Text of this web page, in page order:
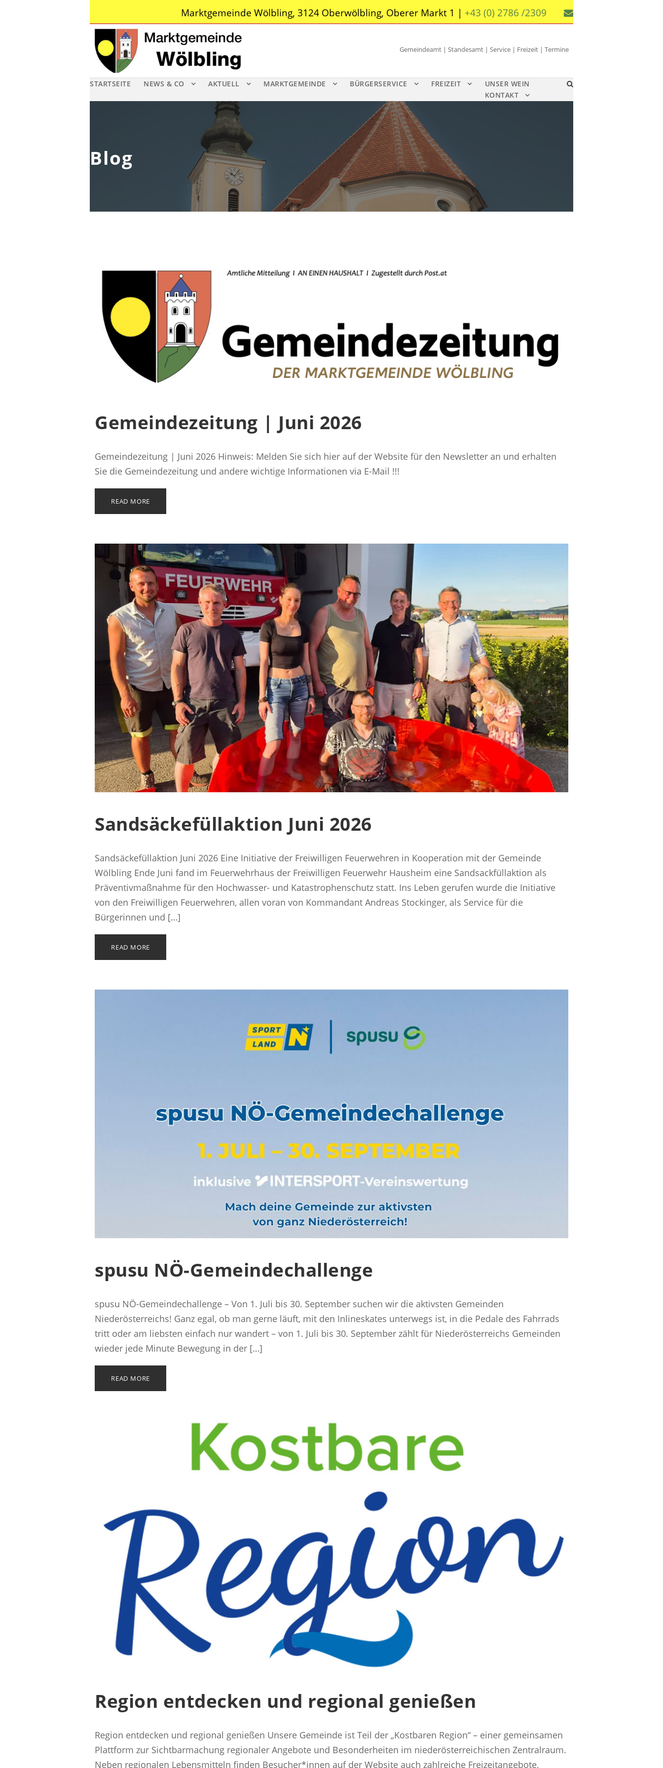
Marktgemeinde Wölbling, 3124 Oberwölbling, Oberer Markt 1 | +43 (0) 2786 /2309
Gemeindeamt | Standesamt | Service | Freizeit | Termine
STARTSEITE NEWS & CO AKTUELL MARKTGEMEINDE BÜRGERSERVICE FREIZEIT
UNSER WEIN
KONTAKT
Blog
Gemeindezeitung | Juni 2026
Gemeindezeitung | Juni 2026 Hinweis: Melden Sie sich hier auf der Website für den Newsletter an und erhalten
Sie die Gemeindezeitung und andere wichtige Informationen via E-Mail !!!
READ MORE
Sandsäckefüllaktion Juni 2026
Sandsäckefüllaktion Juni 2026 Eine Initiative der Freiwilligen Feuerwehren in Kooperation mit der Gemeinde
Wölbling Ende Juni fand im Feuerwehrhaus der Freiwilligen Feuerwehr Hausheim eine Sandsackfüllaktion als
Präventivmaßnahme für den Hochwasser- und Katastrophenschutz statt. Ins Leben gerufen wurde die Initiative
von den Freiwilligen Feuerwehren, allen voran von Kommandant Andreas Stockinger, als Service für die
Bürgerinnen und […]
READ MORE
spusu NÖ-Gemeindechallenge
spusu NÖ-Gemeindechallenge – Von 1. Juli bis 30. September suchen wir die aktivsten Gemeinden
Niederösterreichs! Ganz egal, ob man gerne läuft, mit den Inlineskates unterwegs ist, in die Pedale des Fahrrads
tritt oder am liebsten einfach nur wandert – von 1. Juli bis 30. September zählt für Niederösterreichs Gemeinden
wieder jede Minute Bewegung in der […]
READ MORE
Region entdecken und regional genießen
Region entdecken und regional genießen Unsere Gemeinde ist Teil der „Kostbaren Region“ – einer gemeinsamen
Plattform zur Sichtbarmachung regionaler Angebote und Besonderheiten im niederösterreichischen Zentralraum.
Neben regionalen Lebensmitteln finden Besucher*innen auf der Website auch zahlreiche Freizeitangebote,